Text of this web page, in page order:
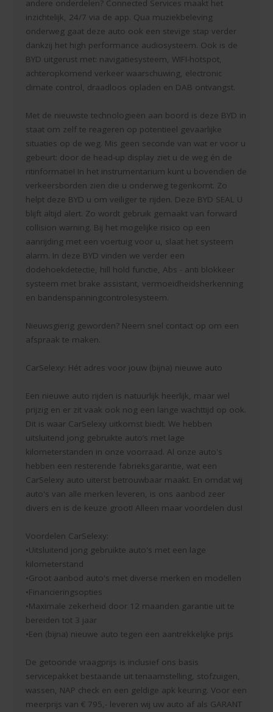
andere onderdelen? Connected Services maakt het
inzichtelijk, 24/7 via de app. Qua muziekbeleving
onderweg gaat deze auto ook een stevige stap verder
dankzij het high performance audiosysteem. Ook is de
BYD uitgerust met: navigatiesysteem, WIFI-hotspot,
achteropkomend verkeer waarschuwing, electronic
climate control, draadloos opladen en DAB ontvangst.
Met de nieuwste technologieën aan boord is deze BYD in
staat om zelf te reageren op potentieel gevaarlijke
situaties op de weg. Mis geen seconde van wat er voor u
gebeurt: door de head-up display ziet u de weg én de
ritinformatie! In het instrumentarium kunt u bovendien de
verkeersborden zien die u onderweg tegenkomt. Zo
helpt deze BYD u om veiliger te rijden. Deze BYD SEAL U
blijft altijd alert. Zo wordt gebruik gemaakt van forward
collision warning. Bij het mogelijke risico op een
aanrijding met een voertuig voor u, slaat het systeem
alarm. In deze BYD vinden we verder een
dodehoekdetectie, hill hold functie, Abs - anti blokkeer
systeem met brake assistant, vermoeidheidsherkenning
en bandenspanningcontrolesysteem.
Nieuwsgierig geworden? Neem snel contact op om een
afspraak te maken.
CarSelexy: Hét adres voor jouw (bijna) nieuwe auto
Een nieuwe auto rijden is natuurlijk heerlijk, maar wel
prijzig en er zit vaak ook nog een lange wachttijd op ook.
Dit is waar CarSelexy uitkomst biedt. We hebben
uitsluitend jong gebruikte auto’s met lage
kilometerstanden in onze voorraad. Al onze auto's
hebben een resterende fabrieksgarantie, wat een
CarSelexy auto uiterst betrouwbaar maakt. En omdat wij
auto's van alle merken leveren, is ons aanbod zeer
divers en is de keuze groot! Alleen maar voordelen dus!
Voordelen CarSelexy:
•Uitsluitend jong gebruikte auto's met een lage
kilometerstand
•Groot aanbod auto's met diverse merken en modellen
•Financieringsopties
•Maximale zekerheid door 12 maanden garantie uit te
bereiden tot 3 jaar
•Een (bijna) nieuwe auto tegen een aantrekkelijke prijs
De getoonde vraagprijs is inclusief ons basis
servicepakket bestaande uit tenaamstelling, stofzuigen,
wassen, NAP check en een geldige apk keuring. Voor een
meerprijs van € 795,- leveren wij uw auto af als GARANT